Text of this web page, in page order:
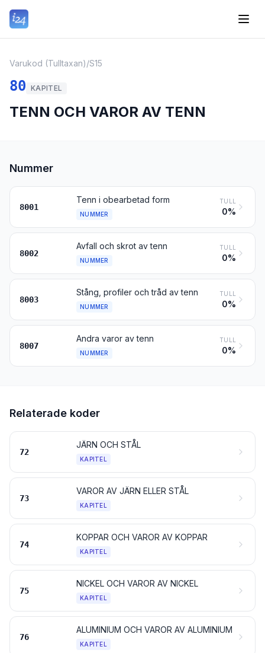
Varukod (Tulltaxan)/S15
80 KAPITEL
TENN OCH VAROR AV TENN
Nummer
8001
Tenn i obearbetad form
NUMMER
TULL
0%
8002
Avfall och skrot av tenn
NUMMER
TULL
0%
8003
Stång, profiler och tråd av tenn
NUMMER
TULL
0%
8007
Andra varor av tenn
NUMMER
TULL
0%
Relaterade koder
72
JÄRN OCH STÅL
KAPITEL
73
VAROR AV JÄRN ELLER STÅL
KAPITEL
74
KOPPAR OCH VAROR AV KOPPAR
KAPITEL
75
NICKEL OCH VAROR AV NICKEL
KAPITEL
76
ALUMINIUM OCH VAROR AV ALUMINIUM
KAPITEL